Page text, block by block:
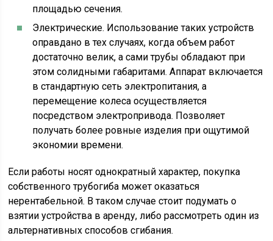
площадью сечения.
Электрические. Использование таких устройств
оправдано в тех случаях, когда объем работ
достаточно велик, а сами трубы обладают при
этом солидными габаритами. Аппарат включается
в стандартную сеть электропитания, а
перемещение колеса осуществляется
посредством электропривода. Позволяет
получать более ровные изделия при ощутимой
экономии времени.
Если работы носят однократный характер, покупка
собственного трубогиба может оказаться
нерентабельной. В таком случае стоит подумать о
взятии устройства в аренду, либо рассмотреть один из
альтернативных способов сгибания.